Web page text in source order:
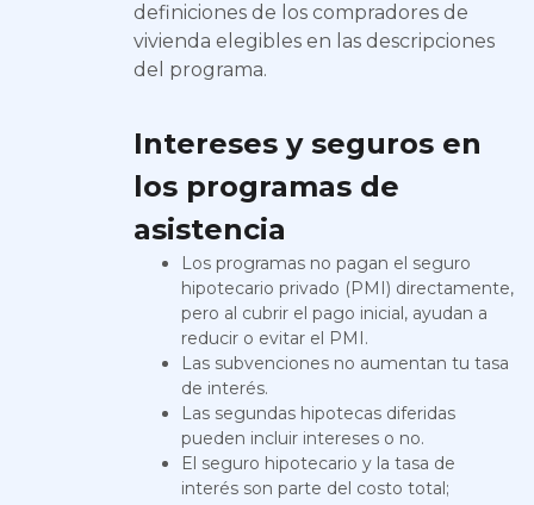
definiciones de los compradores de
vivienda elegibles en las descripciones
del programa.
Intereses y seguros en
los programas de
asistencia
Los programas no pagan el seguro
hipotecario privado (PMI) directamente,
pero al cubrir el pago inicial, ayudan a
reducir o evitar el PMI.
Las subvenciones no aumentan tu tasa
de interés.
Las segundas hipotecas diferidas
pueden incluir intereses o no.
El seguro hipotecario y la tasa de
interés son parte del costo total;